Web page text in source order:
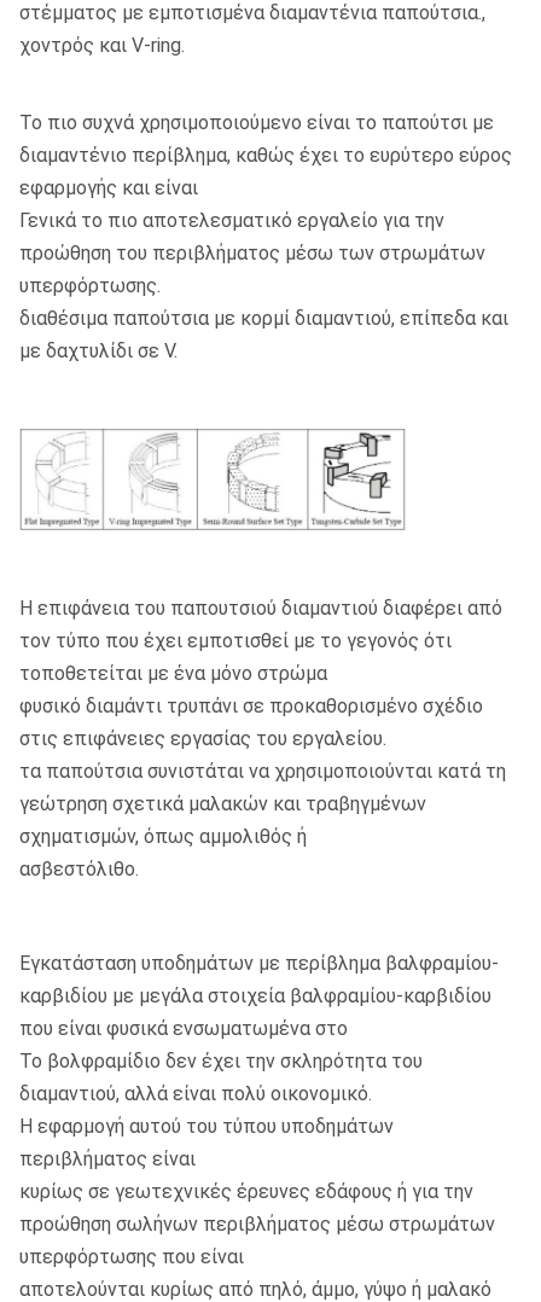
στέμματος με εμποτισμένα διαμαντένια παπούτσια.,
χοντρός και V-ring.
Το πιο συχνά χρησιμοποιούμενο είναι το παπούτσι με
διαμαντένιο περίβλημα, καθώς έχει το ευρύτερο εύρος
εφαρμογής και είναι
Γενικά το πιο αποτελεσματικό εργαλείο για την
προώθηση του περιβλήματος μέσω των στρωμάτων
υπερφόρτωσης.
διαθέσιμα παπούτσια με κορμί διαμαντιού, επίπεδα και
με δαχτυλίδι σε V.
Η επιφάνεια του παπουτσιού διαμαντιού διαφέρει από
τον τύπο που έχει εμποτισθεί με το γεγονός ότι
τοποθετείται με ένα μόνο στρώμα
φυσικό διαμάντι τρυπάνι σε προκαθορισμένο σχέδιο
στις επιφάνειες εργασίας του εργαλείου.
τα παπούτσια συνιστάται να χρησιμοποιούνται κατά τη
γεώτρηση σχετικά μαλακών και τραβηγμένων
σχηματισμών, όπως αμμολιθός ή
ασβεστόλιθο.
Εγκατάσταση υποδημάτων με περίβλημα βαλφραμίου-
καρβιδίου με μεγάλα στοιχεία βαλφραμίου-καρβιδίου
που είναι φυσικά ενσωματωμένα στο
Το βολφραμίδιο δεν έχει την σκληρότητα του
διαμαντιού, αλλά είναι πολύ οικονομικό.
Η εφαρμογή αυτού του τύπου υποδημάτων
περιβλήματος είναι
κυρίως σε γεωτεχνικές έρευνες εδάφους ή για την
προώθηση σωλήνων περιβλήματος μέσω στρωμάτων
υπερφόρτωσης που είναι
αποτελούνται κυρίως από πηλό, άμμο, γύψο ή μαλακό